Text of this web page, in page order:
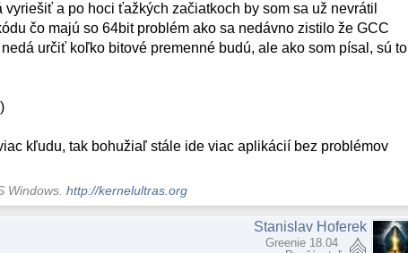
a po hoci ťažkých začiatkoch by som sa už nevrátil
čo majú so 64bit problém ako sa nedávno zistilo že GCC
určiť koľko bitové premenné budú, ale ako som písal, sú to
kľudu, tak bohužiaľ stále ide viac aplikácií bez problémov
Windows.http://kernelultras.org
Stanislav Hoferek
Greenie 18.04